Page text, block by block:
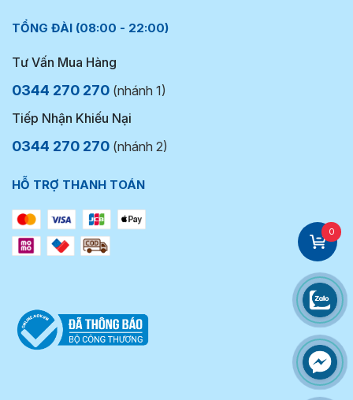
TỔNG ĐÀI (08:00 - 22:00)
Tư Vấn Mua Hàng
0344 270 270 (nhánh 1)
Tiếp Nhận Khiếu Nại
0344 270 270 (nhánh 2)
HỖ TRỢ THANH TOÁN
0